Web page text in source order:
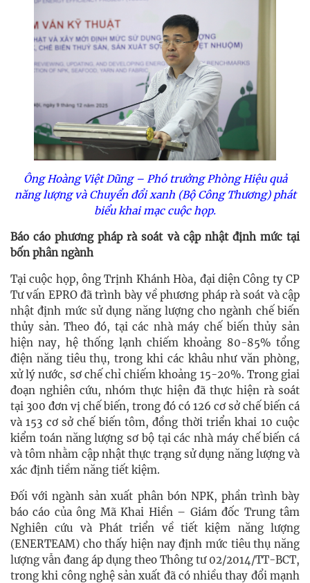
Ông Hoàng Việt Dũng – Phó trưởng Phòng Hiệu quả
năng lượng và Chuyển đổi xanh (Bộ Công Thương) phát
biểu khai mạc cuộc họp.
Báo cáo phương pháp rà soát và cập nhật định mức tại
bốn phân ngành
Tại cuộc họp, ông Trịnh Khánh Hòa, đại diện Công ty CP
Tư vấn EPRO đã trình bày về phương pháp rà soát và cập
nhật định mức sử dụng năng lượng cho ngành chế biến
thủy sản. Theo đó, tại các nhà máy chế biến thủy sản
hiện nay, hệ thống lạnh chiếm khoảng 80-85% tổng
điện năng tiêu thụ, trong khi các khâu như văn phòng,
xử lý nước, sơ chế chỉ chiếm khoảng 15-20%. Trong giai
đoạn nghiên cứu, nhóm thực hiện đã thực hiện rà soát
tại 300 đơn vị chế biến, trong đó có 126 cơ sở chế biến cá
và 153 cơ sở chế biến tôm, đồng thời triển khai 10 cuộc
kiểm toán năng lượng sơ bộ tại các nhà máy chế biến cá
và tôm nhằm cập nhật thực trạng sử dụng năng lượng và
xác định tiềm năng tiết kiệm.
Đối với ngành sản xuất phân bón NPK, phần trình bày
báo cáo của ông Mã Khai Hiền – Giám đốc Trung tâm
Nghiên cứu và Phát triển về tiết kiệm năng lượng
(ENERTEAM) cho thấy hiện nay định mức tiêu thụ năng
lượng vẫn đang áp dụng theo Thông tư 02/2014/TT-BCT,
trong khi công nghệ sản xuất đã có nhiều thay đổi mạnh